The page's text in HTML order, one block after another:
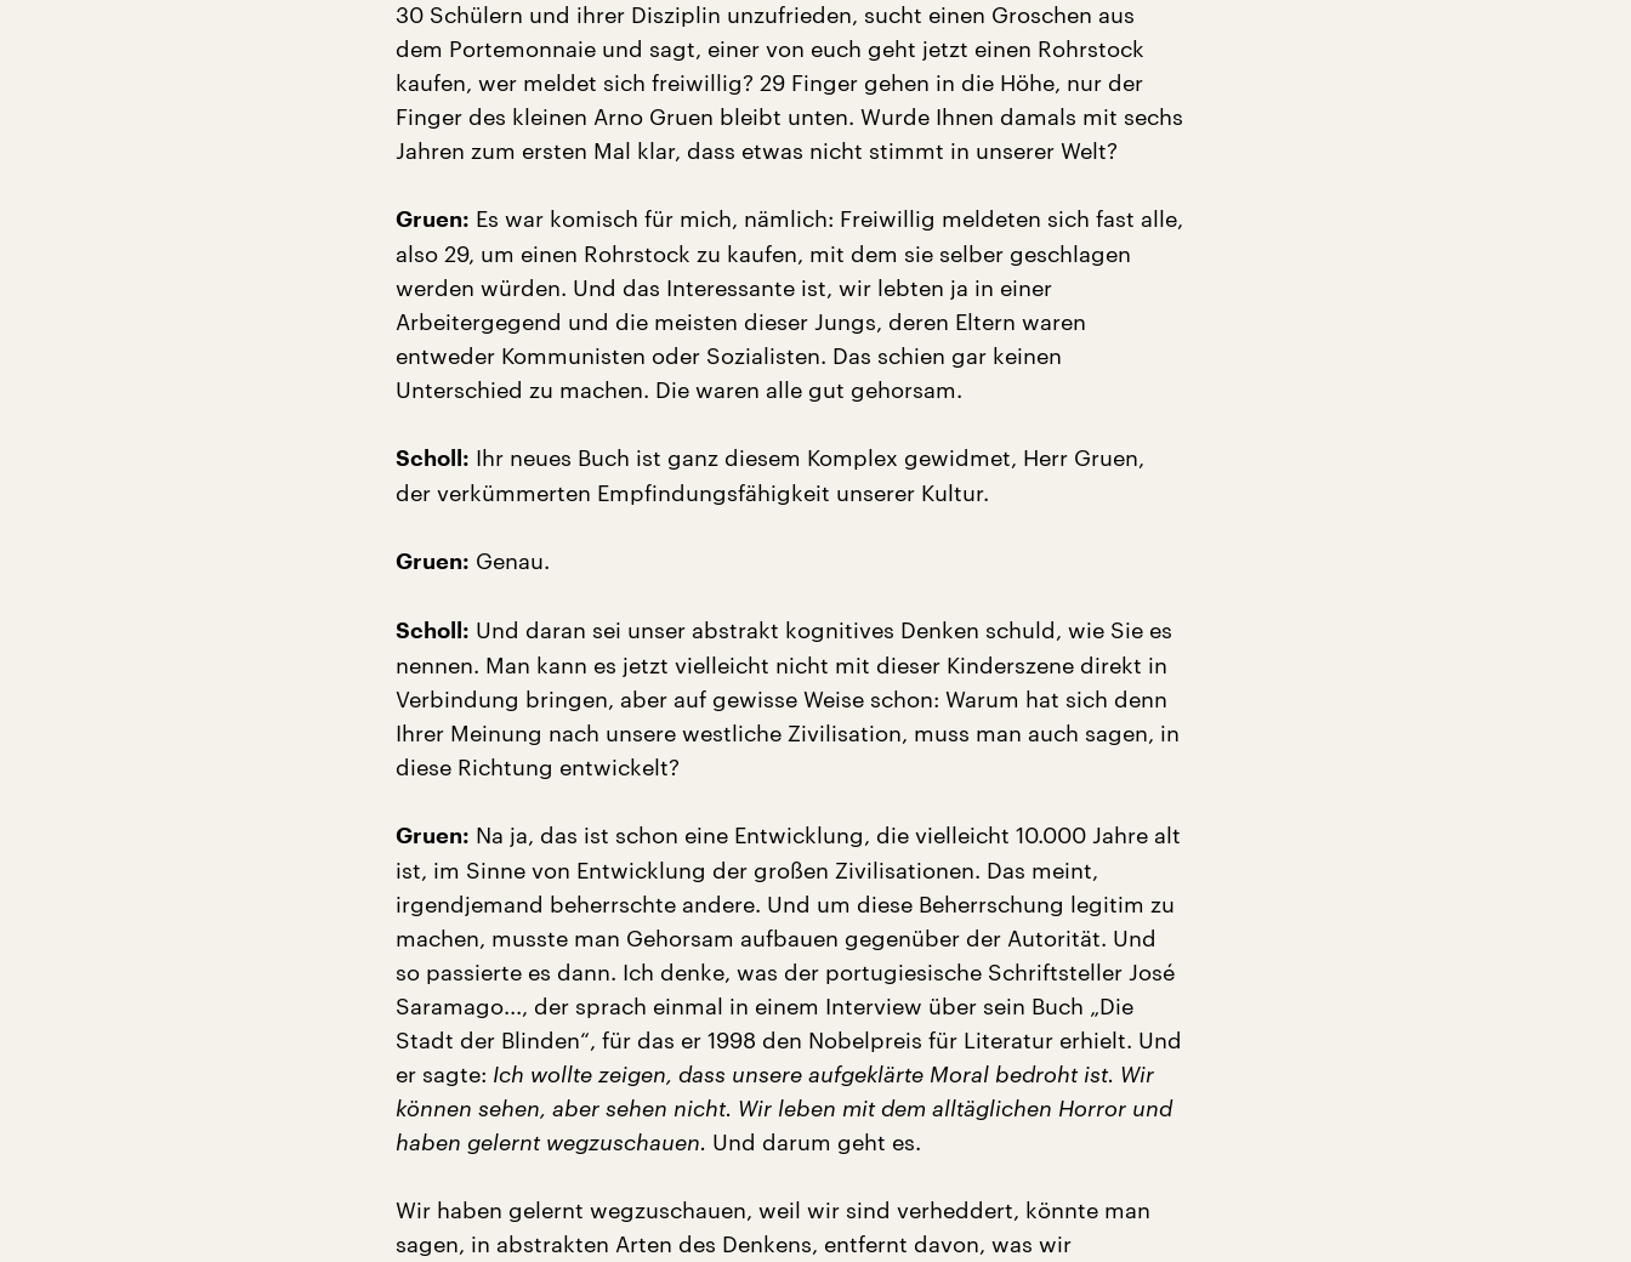
30 Schülern und ihrer Disziplin unzufrieden, sucht einen Groschen aus
dem Portemonnaie und sagt, einer von euch geht jetzt einen Rohrstock
kaufen, wer meldet sich freiwillig? 29 Finger gehen in die Höhe, nur der
Finger des kleinen Arno Gruen bleibt unten. Wurde Ihnen damals mit sechs
Jahren zum ersten Mal klar, dass etwas nicht stimmt in unserer Welt?
Gruen: Es war komisch für mich, nämlich: Freiwillig meldeten sich fast alle,
also 29, um einen Rohrstock zu kaufen, mit dem sie selber geschlagen
werden würden. Und das Interessante ist, wir lebten ja in einer
Arbeitergegend und die meisten dieser Jungs, deren Eltern waren
entweder Kommunisten oder Sozialisten. Das schien gar keinen
Unterschied zu machen. Die waren alle gut gehorsam.
Scholl: Ihr neues Buch ist ganz diesem Komplex gewidmet, Herr Gruen,
der verkümmerten Empfindungsfähigkeit unserer Kultur.
Gruen: Genau.
Scholl: Und daran sei unser abstrakt kognitives Denken schuld, wie Sie es
nennen. Man kann es jetzt vielleicht nicht mit dieser Kinderszene direkt in
Verbindung bringen, aber auf gewisse Weise schon: Warum hat sich denn
Ihrer Meinung nach unsere westliche Zivilisation, muss man auch sagen, in
diese Richtung entwickelt?
Gruen: Na ja, das ist schon eine Entwicklung, die vielleicht 10.000 Jahre alt
ist, im Sinne von Entwicklung der großen Zivilisationen. Das meint,
irgendjemand beherrschte andere. Und um diese Beherrschung legitim zu
machen, musste man Gehorsam aufbauen gegenüber der Autorität. Und
so passierte es dann. Ich denke, was der portugiesische Schriftsteller José
Saramago..., der sprach einmal in einem Interview über sein Buch „Die
Stadt der Blinden“, für das er 1998 den Nobelpreis für Literatur erhielt. Und
er sagte: Ich wollte zeigen, dass unsere aufgeklärte Moral bedroht ist. Wir
können sehen, aber sehen nicht. Wir leben mit dem alltäglichen Horror und
haben gelernt wegzuschauen. Und darum geht es.
Wir haben gelernt wegzuschauen, weil wir sind verheddert, könnte man
sagen, in abstrakten Arten des Denkens, entfernt davon, was wir